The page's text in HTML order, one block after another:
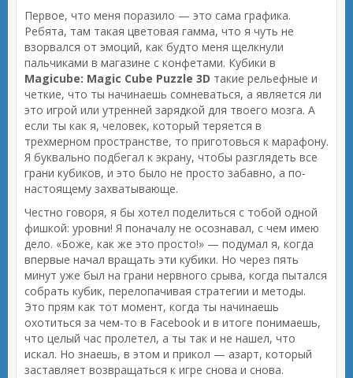
Первое, что меня поразило — это сама графика.
Ребята, там такая цветовая гамма, что я чуть не
взорвался от эмоций, как будто меня щелкнули
пальчиками в магазине с конфетами. Кубики в
Magicube: Magic Cube Puzzle 3D такие рельефные и
четкие, что ты начинаешь сомневаться, а является ли
это игрой или утренней зарядкой для твоего мозга. А
если ты как я, человек, который теряется в
трехмерном пространстве, то приготовься к марафону.
Я буквально подбегал к экрану, чтобы разглядеть все
грани кубиков, и это было не просто забавно, а по-
настоящему захватывающе.
Честно говоря, я бы хотел поделиться с тобой одной
фишкой: уровни! Я поначалу не осознавал, с чем имею
дело. «Боже, как же это просто!» — подумал я, когда
впервые начал вращать эти кубики. Но через пять
минут уже был на грани нервного срыва, когда пытался
собрать кубик, перелопачивая стратегии и методы.
Это прям как тот момент, когда ты начинаешь
охотиться за чем-то в Facebook и в итоге понимаешь,
что целый час пролетел, а ты так и не нашел, что
искал. Но знаешь, в этом и прикол — азарт, который
заставляет возвращаться к игре снова и снова.